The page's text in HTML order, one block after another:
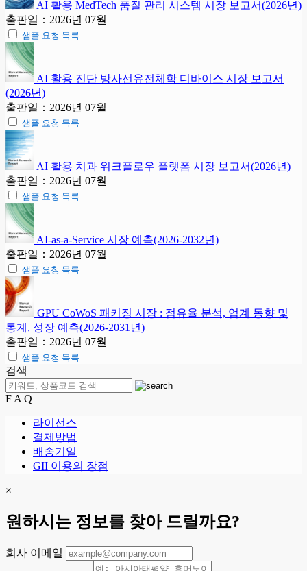
AI 활용 MedTech 품질 관리 시스템 시장 보고서(2026년)
출판일：2026년 07월
샘플 요청 목록
AI 활용 진단 방사선유전체학 디바이스 시장 보고서
(2026년)
출판일：2026년 07월
샘플 요청 목록
AI 활용 치과 워크플로우 플랫폼 시장 보고서(2026년)
출판일：2026년 07월
샘플 요청 목록
AI-as-a-Service 시장 예측(2026-2032년)
출판일：2026년 07월
샘플 요청 목록
GPU CoWoS 패키징 시장 : 점유율 분석, 업계 동향 및
통계, 성장 예측(2026-2031년)
출판일：2026년 07월
샘플 요청 목록
검색
F A Q
라이선스
결제방법
배송기일
GII 이용의 장점
×
원하시는 정보를 찾아 드릴까요?
회사 이메일